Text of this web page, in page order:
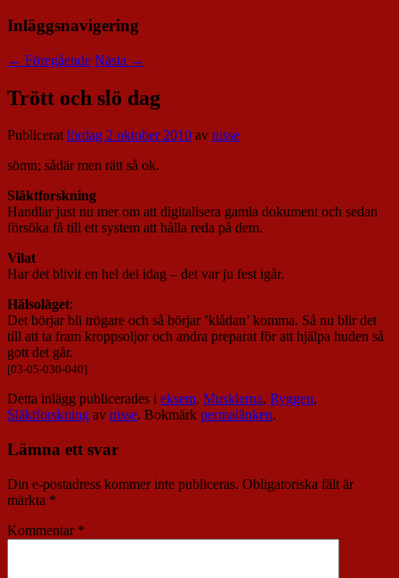
Inläggsnavigering
← Föregående Nästa →
Trött och slö dag
Publiceratlördag 2 oktober 2010 av nisse
sömn; sådär men rätt så ok.
Släktforskning
Handlar just nu mer om att digitalisera gamla dokument och sedan
försöka få till ett system att hålla reda på dem.
Vilat
Har det blivit en hel del idag – det var ju fest igår.
Hälsoläget:
Det börjar bli trögare och så börjar ’klådan’ komma. Så nu blir det
till att ta fram kroppsoljor och andra preparat för att hjälpa huden så
gott det går.
[03-05-030-040]
Detta inlägg publicerades i eksem, Musklerna, Ryggen,
Släktforskning av nisse. Bokmärk permalänken.
Lämna ett svar
Din e-postadress kommer inte publiceras. Obligatoriska fält är
märkta *
Kommentar *